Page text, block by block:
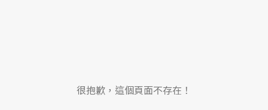
很抱歉，這個頁面不存在！